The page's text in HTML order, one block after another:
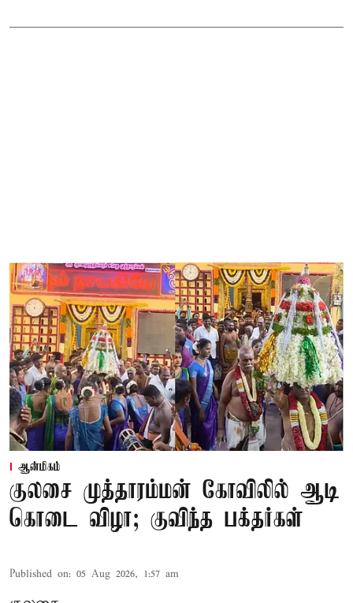
ஆன்மிகம்
குலசை முத்தாரம்மன் கோவிலில் ஆடி
கொடை விழா; குவிந்த பக்தர்கள்
Published on: 05 Aug 2026, 1:57 am